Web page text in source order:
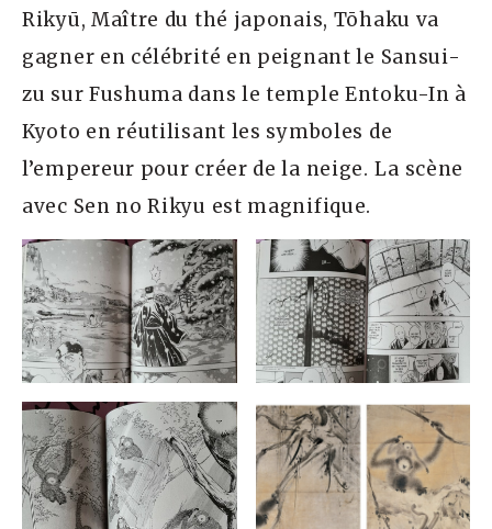
Rikyū, Maître du thé japonais, Tōhaku va
gagner en célébrité en peignant le Sansui-
zu sur Fushuma dans le temple Entoku-In à
Kyoto en réutilisant les symboles de
l’empereur pour créer de la neige. La scène
avec Sen no Rikyu est magnifique.